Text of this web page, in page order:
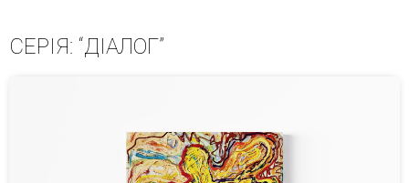
СЕРІЯ: “ДІАЛОГ”